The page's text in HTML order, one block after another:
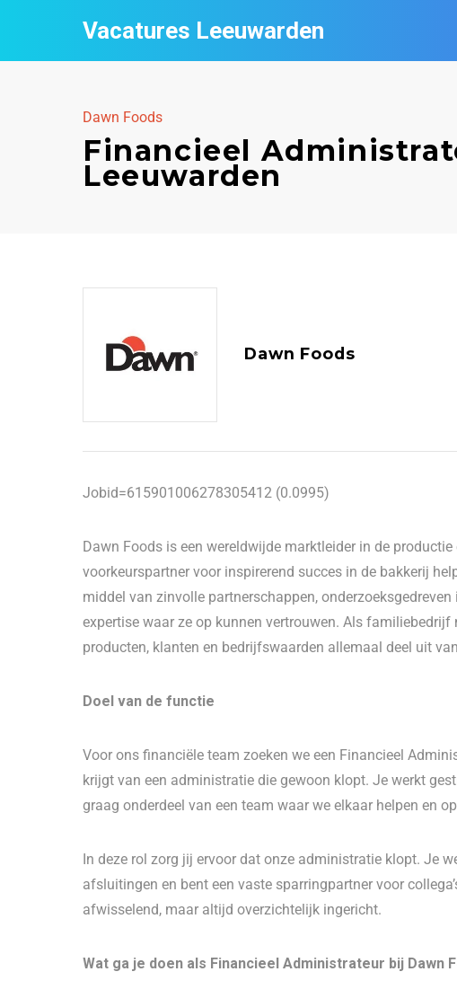
Vacatures Leeuwarden
Dawn Foods
Financieel
Leeuwarden
Dawn Foods
Jobid=615901006278305412 (0.0995)
Dawn Foods is een wereldwijde marktleider in de
voorkeurspartner voor inspirerend succes in de bakkerij
middel van zinvolle partnerschappen,
expertise waar ze op kunnen vertrouwen. Als
producten, klanten en bedrijfswaarden allemaal deel uit
Doel van de functie
Voor ons financiële team zoeken we een Financieel
krijgt van een administratie die gewoon klopt. Je werkt
graag onderdeel van een team waar we elkaar helpen en
In deze rol zorg jij ervoor dat onze administratie klopt. Je
afsluitingen en bent een vaste sparringpartner voor
afwisselend, maar altijd overzichtelijk ingericht.
Wat ga je doen als Financieel Administrateur bij Dawn